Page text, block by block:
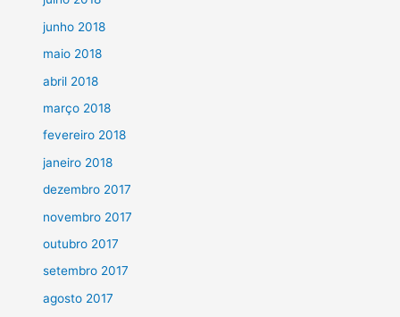
junho 2018
maio 2018
abril 2018
março 2018
fevereiro 2018
janeiro 2018
dezembro 2017
novembro 2017
outubro 2017
setembro 2017
agosto 2017